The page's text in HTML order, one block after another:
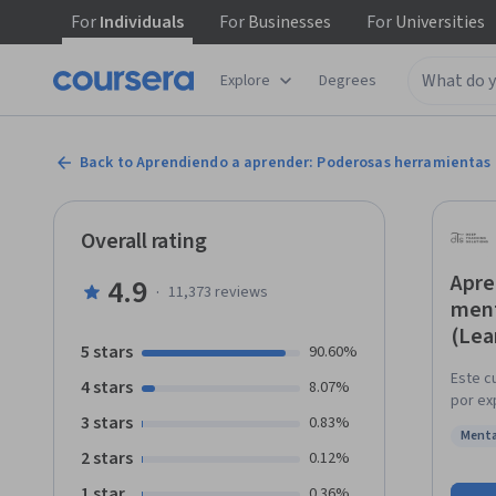
ForIndividuals ForBusinesses ForUniversities
Explore Degrees
Back to Aprendiendo a aprender: Poderosas
Este
por
de
cómo
Overall rating
4.9 · 11,373 reviews
5 stars 90.60%
4 stars 8.07%
3 stars 0.83%
2 stars 0.12%